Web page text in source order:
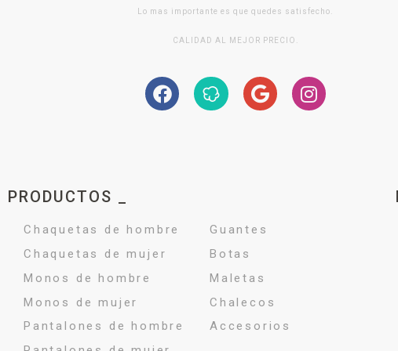
Lo mas importante es que quedes satisfecho.
CALIDAD AL MEJOR PRECIO.
PRODUCTOS _
Chaquetas de hombre
Chaquetas de mujer
Monos de hombre
Monos de mujer
Pantalones de hombre
Guantes
Botas
Maletas
Chalecos
Accesorios